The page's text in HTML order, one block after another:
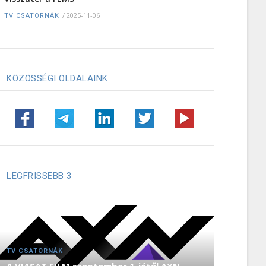
TV CSATORNÁK / 2025-11-06
KÖZÖSSÉGI OLDALAINK
LEGFRISSEBB 3
TV CSATORNÁK